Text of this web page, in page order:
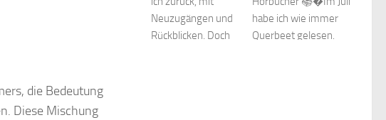
die Bedeutung
Diese Mischung